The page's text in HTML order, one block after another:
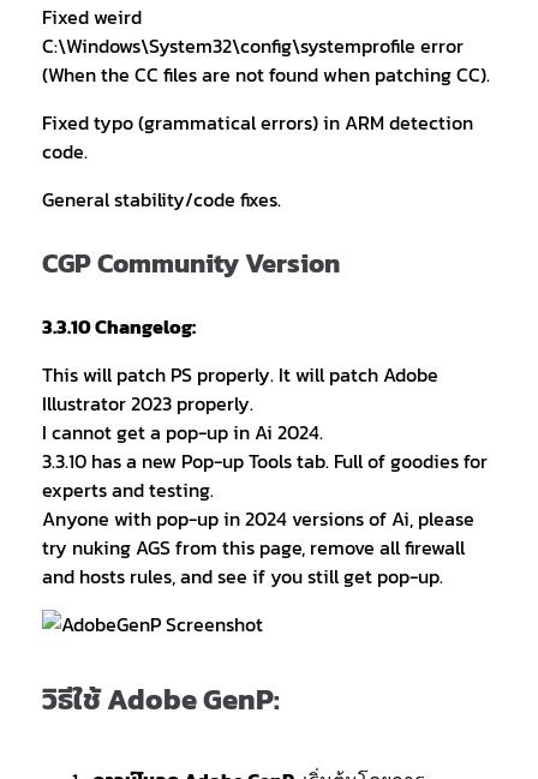
Fixed weird
C:\Windows\System32\config\systemprofile error
(When the CC files are not found when patching CC).
Fixed typo (grammatical errors) in ARM detection
code.
General stability/code fixes.
CGP Community Version
3.3.10 Changelog:
This will patch PS properly. It will patch Adobe
Illustrator 2023 properly.
I cannot get a pop-up in Ai 2024.
3.3.10 has a new Pop-up Tools tab. Full of goodies for
experts and testing.
Anyone with pop-up in 2024 versions of Ai, please
try nuking AGS from this page, remove all firewall
and hosts rules, and see if you still get pop-up.
วิธีใช้ Adobe GenP: